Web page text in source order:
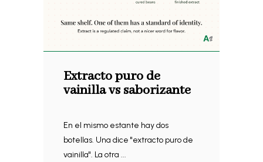
Extracto puro de
vainilla vs saborizante
En el mismo estante hay dos
botellas. Una dice "extracto puro de
vainilla". La otra ...